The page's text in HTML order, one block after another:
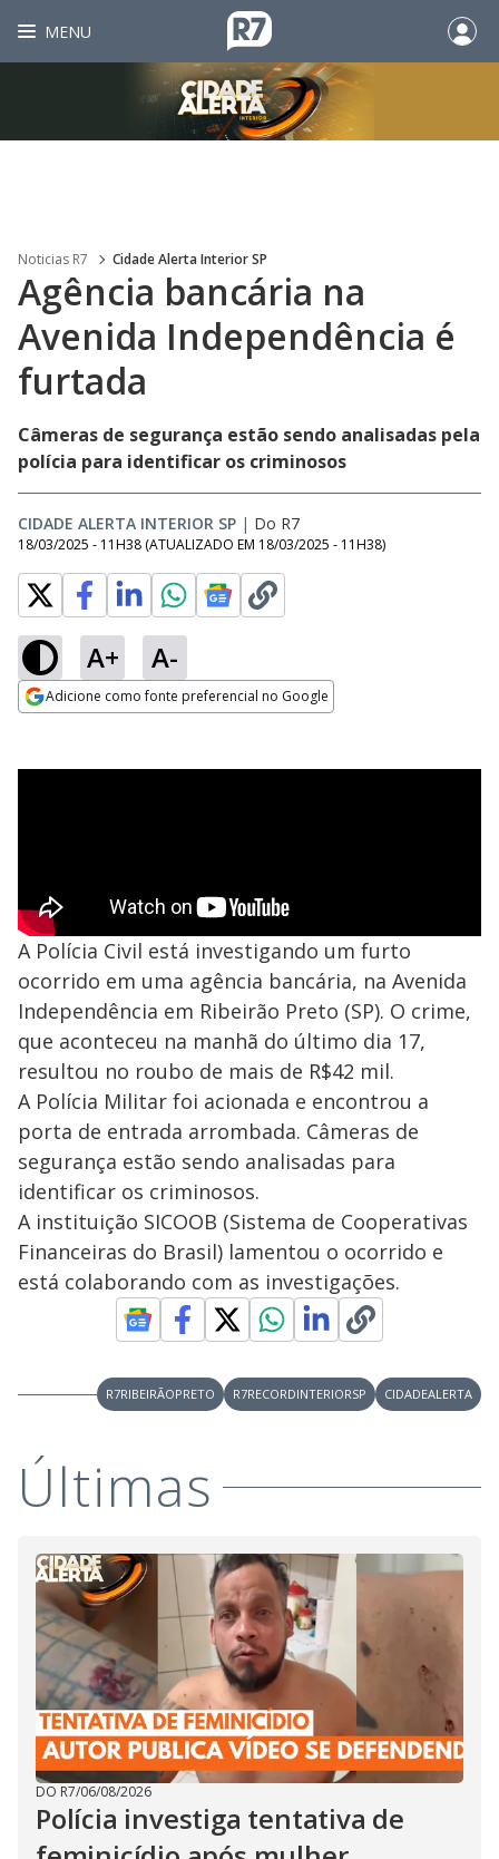
MENU
Noticias R7 Cidade Alerta Interior SP
Agência bancária na
Avenida Independência é
furtada
Câmeras de segurança estão sendo analisadas pela
polícia para identificar os criminosos
CIDADE ALERTA INTERIOR SP | Do R7
18/03/2025 - 11H38 (ATUALIZADO EM 18/03/2025 - 11H38)
A+ A-
Adicione como fonte preferencial no Google
A Polícia Civil está investigando um furto
ocorrido em uma agência bancária, na Avenida
Independência em Ribeirão Preto (SP). O crime,
que aconteceu na manhã do último dia 17,
resultou no roubo de mais de R$42 mil.
A Polícia Militar foi acionada e encontrou a
porta de entrada arrombada. Câmeras de
segurança estão sendo analisadas para
identificar os criminosos.
A instituição SICOOB (Sistema de Cooperativas
Financeiras do Brasil) lamentou o ocorrido e
está colaborando com as investigações.
R7RIBEIRÃOPRETO R7RECORDINTERIORSP CIDADEALERTA
Últimas
DO R7/06/08/2026
Polícia investiga tentativa de